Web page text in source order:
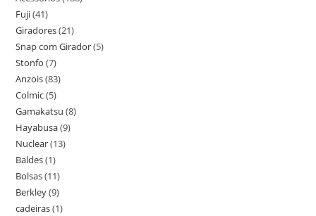
Fuji(41)
Giradores(21)
Snap com Girador(5)
Stonfo (7)
Anzois(83)
Colmic(5)
Gamakatsu (8)
Hayabusa(9)
Nuclear(13)
Baldes(1)
Bolsas(11)
Berkley(9)
cadeiras(1)